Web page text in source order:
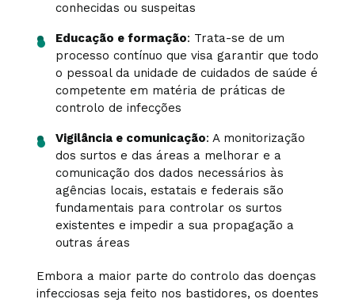
conhecidas ou suspeitas
Educação e formação: Trata-se de um
processo contínuo que visa garantir que todo
o pessoal da unidade de cuidados de saúde é
competente em matéria de práticas de
controlo de infecções
Vigilância e comunicação: A monitorização
dos surtos e das áreas a melhorar e a
comunicação dos dados necessários às
agências locais, estatais e federais são
fundamentais para controlar os surtos
existentes e impedir a sua propagação a
outras áreas
Embora a maior parte do controlo das doenças
infecciosas seja feito nos bastidores, os doentes